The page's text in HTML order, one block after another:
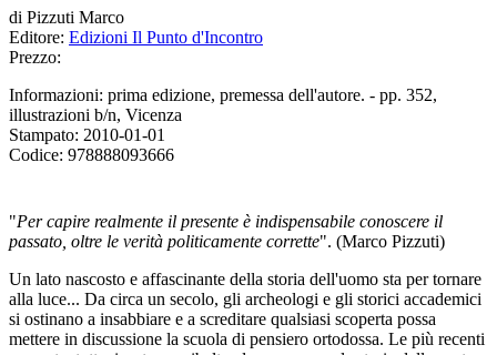
di Pizzuti Marco
Editore: Edizioni Il Punto d'Incontro
Prezzo:
Informazioni: prima edizione, premessa dell'autore. - pp. 352,
illustrazioni b/n, Vicenza
Stampato: 2010-01-01
Codice: 978888093666
"Per capire realmente il presente è indispensabile conoscere il
passato, oltre le verità politicamente corrette". (Marco Pizzuti)
Un lato nascosto e affascinante della storia dell'uomo sta per tornare
alla luce... Da circa un secolo, gli archeologi e gli storici accademici
si ostinano a insabbiare e a screditare qualsiasi scoperta possa
mettere in discussione la scuola di pensiero ortodossa. Le più recenti